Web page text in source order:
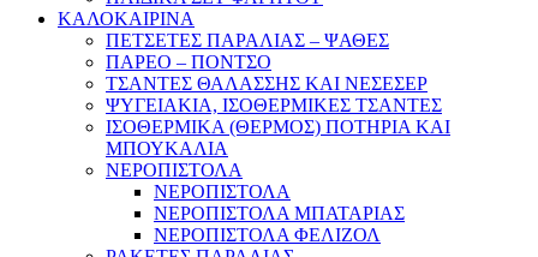
ΚΑΛΟΚΑΙΡΙΝΑ
ΠΕΤΣΕΤΕΣ ΠΑΡΑΛΙΑΣ – ΨΑΘΕΣ
ΠΑΡΕΟ – ΠΟΝΤΣΟ
ΤΣΑΝΤΕΣ ΘΑΛΑΣΣΗΣ ΚΑΙ ΝΕΣΕΣΕΡ
ΨΥΓΕΙΑΚΙΑ, ΙΣΟΘΕΡΜΙΚΕΣ ΤΣΑΝΤΕΣ
ΙΣΟΘΕΡΜΙΚΑ (ΘΕΡΜΟΣ) ΠΟΤΗΡΙΑ ΚΑΙ
ΜΠΟΥΚΑΛΙΑ
ΝΕΡΟΠΙΣΤΟΛΑ
ΝΕΡΟΠΙΣΤΟΛΑ
ΝΕΡΟΠΙΣΤΟΛΑ ΜΠΑΤΑΡΙΑΣ
ΝΕΡΟΠΙΣΤΟΛΑ ΦΕΛΙΖΟΛ